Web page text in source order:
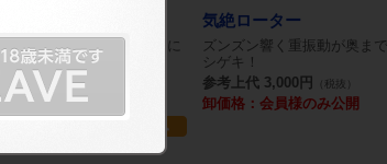
リアルな舌(べろ)ローターに
吸引機能がプラス！
参考上代 4,000円
卸価格：会員様のみ公開
気絶ローター
ズンズン響く重振動が奥まで
シゲキ！
参考上代 3,000円
（税抜）
卸価格：会員様のみ公開